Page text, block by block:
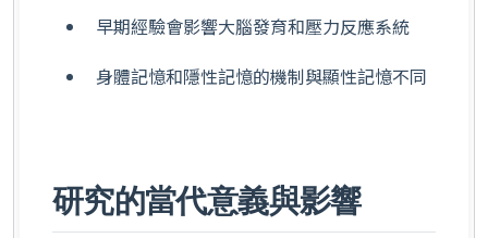
早期經驗會影響大腦發育和壓力反應系統
身體記憶和隱性記憶的機制與顯性記憶不同
研究的當代意義與影響